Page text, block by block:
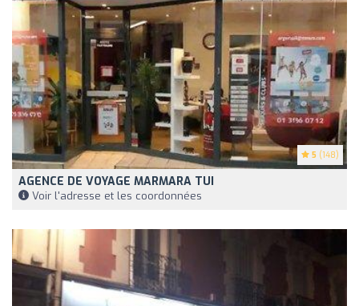
5 (148)
AGENCE DE VOYAGE MARMARA TUI
Voir l'adresse et les coordonnées